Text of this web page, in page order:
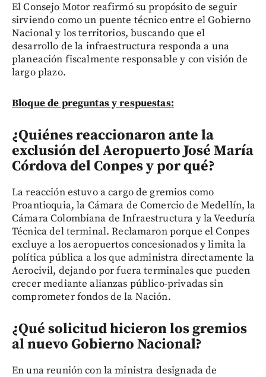
El Consejo Motor reafirmó su propósito de seguir
sirviendo como un puente técnico entre el Gobierno
Nacional y los territorios, buscando que el
desarrollo de la infraestructura responda a una
planeación fiscalmente responsable y con visión de
largo plazo.
Bloque de preguntas y respuestas:
¿Quiénes reaccionaron ante la
exclusión del Aeropuerto José María
Córdova del Conpes y por qué?
La reacción estuvo a cargo de gremios como
Proantioquia, la Cámara de Comercio de Medellín, la
Cámara Colombiana de Infraestructura y la Veeduría
Técnica del terminal. Reclamaron porque el Conpes
excluye a los aeropuertos concesionados y limita la
política pública a los que administra directamente la
Aerocivil, dejando por fuera terminales que pueden
crecer mediante alianzas público-privadas sin
comprometer fondos de la Nación.
¿Qué solicitud hicieron los gremios
al nuevo Gobierno Nacional?
En una reunión con la ministra designada de